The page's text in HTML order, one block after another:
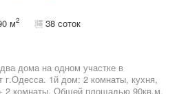
м2 38 соток
дома на одном участке в
г.Одесса. 1й дом: 2 комнаты, кухня,
2 комнаты. Общей площадью 90кв.м.